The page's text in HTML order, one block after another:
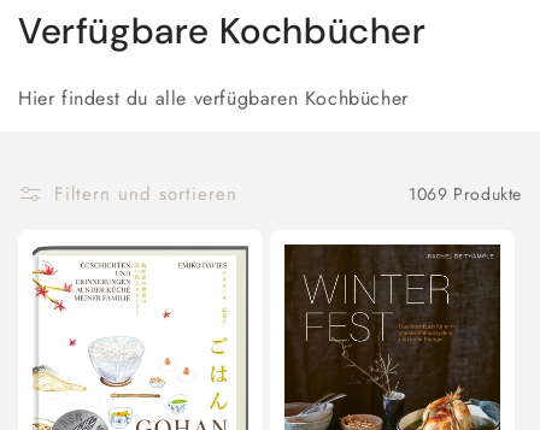
K
g
o
e
Verfügbare Kochbücher
Hier findest du alle verfügbaren Kochbücher
Filtern und sortieren 1069 Produkte